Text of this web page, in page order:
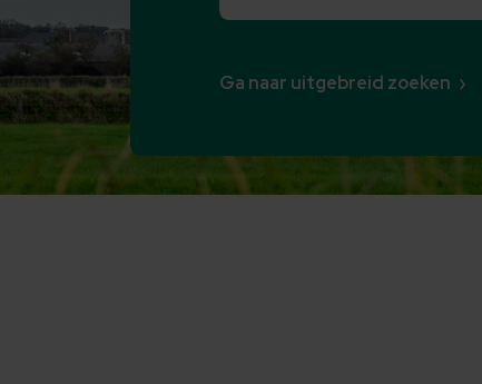
Ga naar uitgebreid zoeken